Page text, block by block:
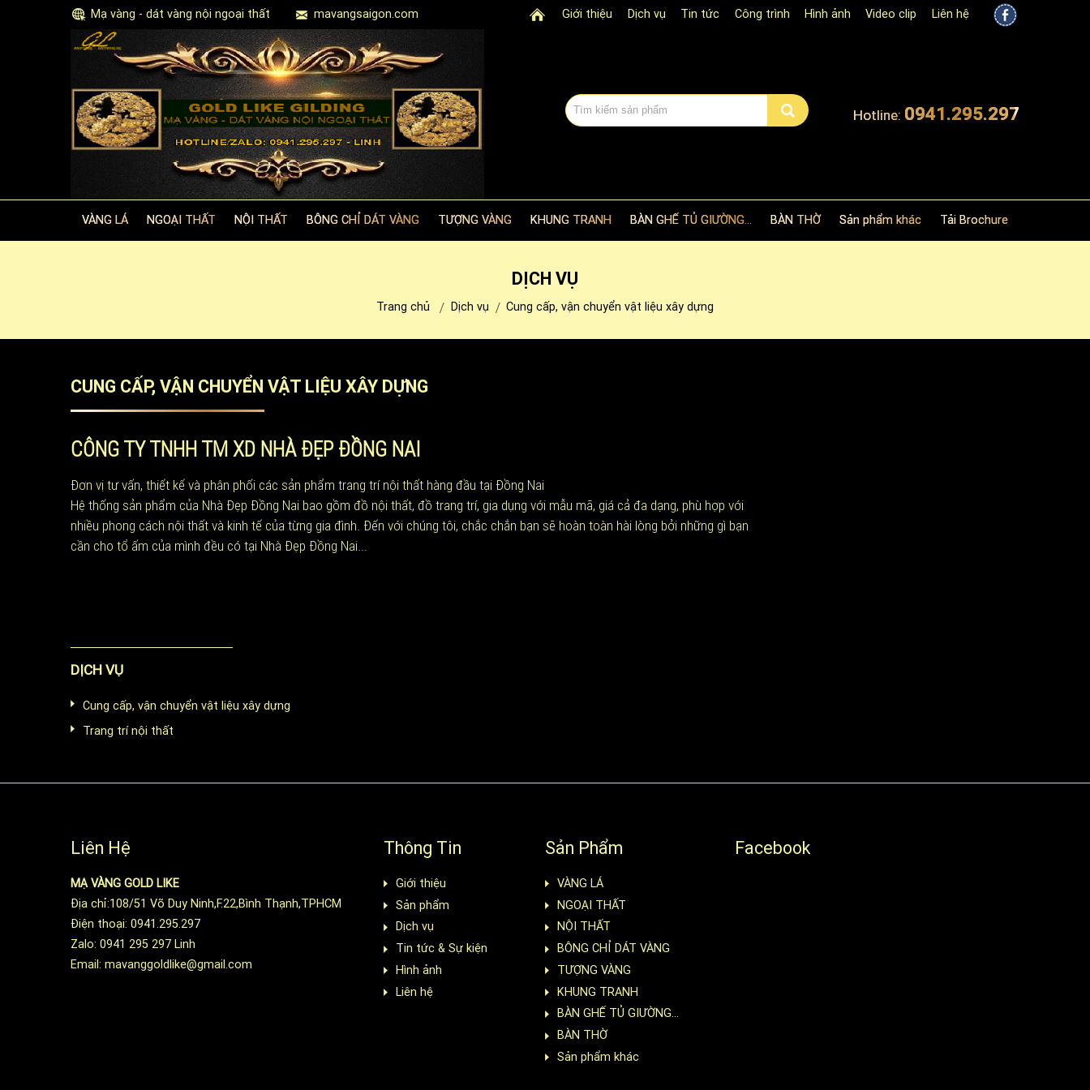
Mạ vàng - dát vàng nội ngoại thất mavangsaigon.com Giới thiệu Dịch vụ Tin tức Công trình Hình ảnh Video clip Liên hệ
Hotline: 0941.295.297
VÀNG LÁ NGOẠI THẤT NỘI THẤT BÔNG CHỈ DÁT VÀNG TƯỢNG VÀNG KHUNG TRANH BÀN GHẾ TỦ GIƯỜNG... BÀN THỜ Sản phẩm khác Tải Brochure
DỊCH VỤ
Trang chủ Dịch vụ Cung cấp, vận chuyển vật liệu xây dựng
CUNG CẤP, VẬN CHUYỂN VẬT LIỆU XÂY DỰNG
CÔNG TY TNHH TM XD NHÀ ĐẸP ĐỒNG NAI
Đơn vị tư vấn, thiết kế và phân phối các sản phẩm trang trí nội thất hàng đầu tại Đồng Nai
Hệ thống sản phẩm của Nhà Đẹp Đồng Nai bao gồm đồ nội thất, đồ trang trí, gia dụng với mẫu mã, giá cả đa dạng, phù hợp với
nhiều phong cách nội thất và kinh tế của từng gia đình. Đến với chúng tôi, chắc chắn bạn sẽ hoàn toàn hài lòng bởi những gì bạn
cần cho tổ ấm của mình đều có tại Nhà Đẹp Đồng Nai...
DỊCH VỤ
Cung cấp, vận chuyển vật liệu xây dựng
Trang trí nội thất
Liên Hệ
MẠ VÀNG GOLD LIKE
Địa chỉ:108/51 Võ Duy Ninh,F.22,Bình Thạnh,TPHCM
Điện thoại: 0941.295.297
Zalo: 0941 295 297 Linh
Email: mavanggoldlike@gmail.com
Thông Tin
Giới thiệu
Sản phẩm
Dịch vụ
Tin tức & Sự kiện
Hình ảnh
Liên hệ
Sản Phẩm
VÀNG LÁ
NGOẠI THẤT
NỘI THẤT
BÔNG CHỈ DÁT VÀNG
TƯỢNG VÀNG
KHUNG TRANH
BÀN GHẾ TỦ GIƯỜNG...
BÀN THỜ
Sản phẩm khác
Facebook